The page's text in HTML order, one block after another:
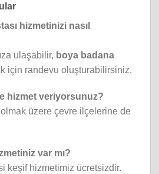
hizmetinizi nasıl
ulaşabilir, boya badana
için randevu oluşturabilirsiniz.
hizmet veriyorsunuz?
olmak üzere çevre ilçelerine de
var mı?
keşif hizmetimiz ücretsizdir.